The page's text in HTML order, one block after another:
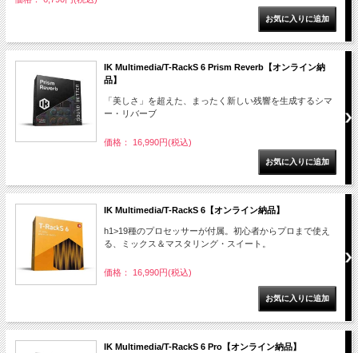
IK Multimedia/T-RackS 6 Prism Reverb【オンライン納
品】
「美しさ」を超えた、まったく新しい残響を生成するシマ
ー・リバーブ
価格： 16,990円(税込)
IK Multimedia/T-RackS 6【オンライン納品】
h1>19種のプロセッサーが付属。初心者からプロまで使え
る、ミックス＆マスタリング・スイート。
価格： 16,990円(税込)
IK Multimedia/T-RackS 6 Pro【オンライン納品】